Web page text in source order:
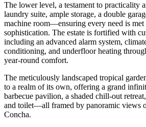
The lower level, a testament to practicality
laundry suite, ample storage, a double
machine room—ensuring every need is
sophistication. The estate is fortified with
including an advanced alarm system,
conditioning, and underfloor heating
year-round comfort.
The meticulously landscaped tropical
to a realm of its own, offering a grand
barbecue pavilion, a shaded chill-out
and toilet—all framed by panoramic views
Concha.